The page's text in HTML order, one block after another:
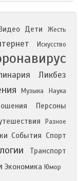
Дети
Жесть
Искусство
Ликбез
Музыка Наука
Персоны
Разное
События Спорт
Транспорт
Экономика Юмор